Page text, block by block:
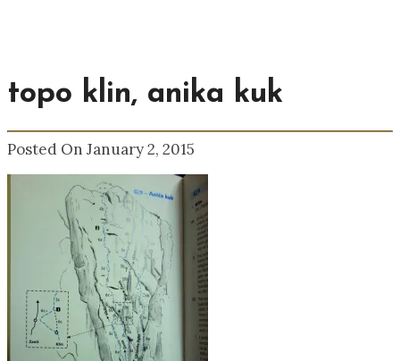
topo klin, anika kuk
Posted On January 2, 2015